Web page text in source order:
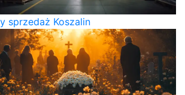
sprzedaż Koszalin